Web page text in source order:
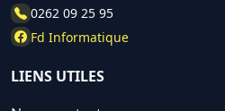
0262 09 25 95
Fd Informatique
LIENS UTILES